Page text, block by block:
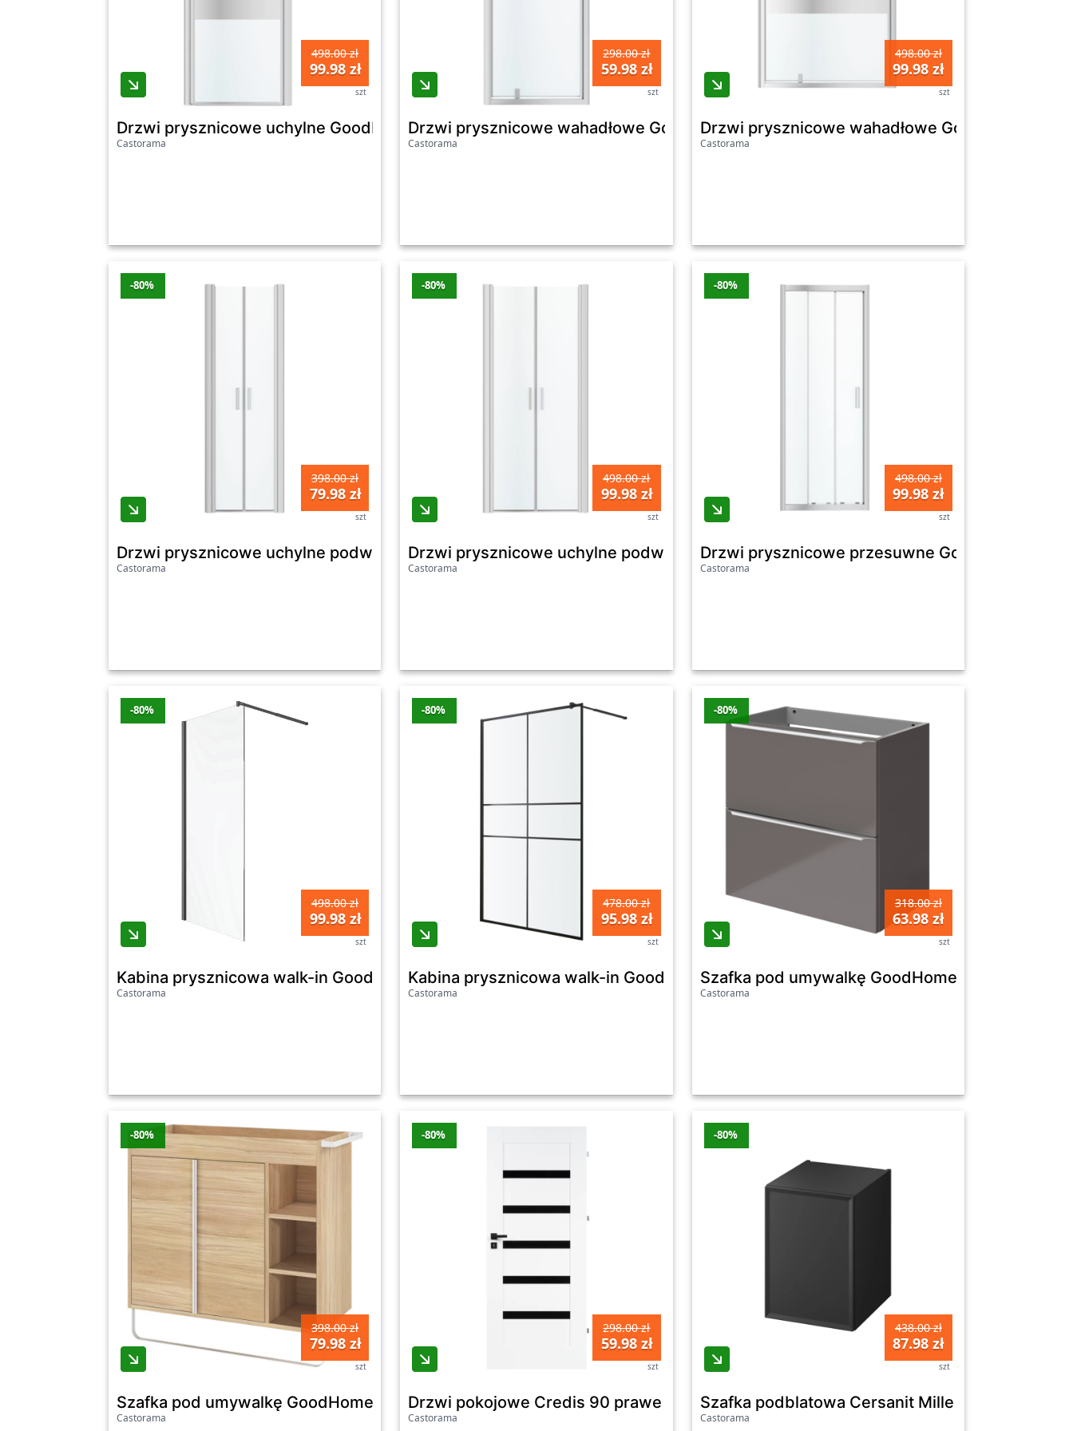
498.00 zł
99.98 zł
szt
Drzwi prysznicowe uchylne GoodHome Beloya 80 cm chrom/szkło lustrzane
Castorama
298.00 zł
59.98 zł
szt
Drzwi prysznicowe wahadłowe GoodHome Beloya 70 cm chrom/transparentne
Castorama
498.00 zł
99.98 zł
szt
Drzwi prysznicowe wahadłowe GoodHome
Castorama
-80%
398.00 zł
79.98 zł
szt
Drzwi prysznicowe uchylne podwójne GoodHome Beloya 70 cm chrom/transparentne
Castorama
-80%
498.00 zł
99.98 zł
szt
Drzwi prysznicowe uchylne podwójne GoodHome Beloya 90 cm chrom/transparentne
Castorama
-80%
498.00 zł
99.98 zł
szt
Drzwi prysznicowe przesuwne GoodHome
Castorama
-80%
498.00 zł
99.98 zł
szt
Kabina prysznicowa walk-in GoodHome Beloya 90 cm transparentna/czarna
Castorama
-80%
478.00 zł
95.98 zł
szt
Kabina prysznicowa walk-in GoodHome Ahti 100 cm chrom/czarna
Castorama
-80%
318.00 zł
63.98 zł
szt
Szafka pod umywalkę GoodHome Imandra Slim
Castorama
-80%
398.00 zł
79.98 zł
szt
Szafka pod umywalkę GoodHome Maza stojąca 80 x 36 cm dąb
Castorama
-80%
298.00 zł
59.98 zł
szt
Drzwi pokojowe Credis 90 prawe białe z czarnymi szybkami
Castorama
-80%
438.00 zł
87.98 zł
szt
Szafka podblatowa Cersanit Mille 40 cm
Castorama